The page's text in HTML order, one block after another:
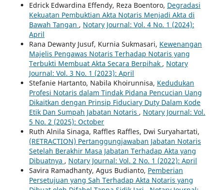
Edrick Edwardina Effendy, Reza Boentoro, Degradasi
Kekuatan Pembuktian Akta Notaris Menjadi Akta di
Bawah Tangan , Notary Journal: Vol. 4 No. 1 (2024):
April
Rana Dewanty Jusuf, Kurnia Sukmasari, Kewenangan
Majelis Pengawas Notaris Terhadap Notaris yang
Terbukti Membuat Akta Secara Berpihak , Notary
Journal: Vol. 3 No. 1 (2023): April
Stefanie Hartanto, Nabila Khoirunnisa, Kedudukan
Profesi Notaris dalam Tindak Pidana Pencucian Uang
Dikaitkan dengan Prinsip Fiduciary Duty Dalam Kode
Etik Dan Sumpah Jabatan Notaris , Notary Journal: Vol.
5 No. 2 (2025): October
Ruth Alnila Sinaga, Raffles Raffles, Dwi Suryahartati,
(RETRACTION) Pertanggungjawaban Jabatan Notaris
Setelah Berakhir Masa Jabatan Terhadap Akta yang
Dibuatnya , Notary Journal: Vol. 2 No. 1 (2022): April
Savira Ramadhanty, Agus Budianto, Pemberian
Persetujuan yang Sah Terhadap Akta Notaris yang